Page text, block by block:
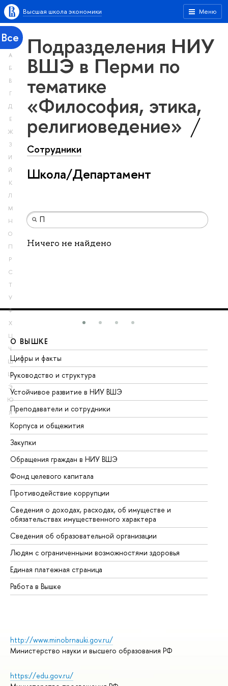
Меню
Высшая школа экономики
Все
А
Б
В
Г
Д
Е
Ж
З
И
Й
К
Л
М
Н
О
П
Р
С
Т
У
Ф
Х
Ц
Ч
Ш
Щ
Э
Ю
Я
Подразделения НИУ
ВШЭ в Перми по
тематике
«Философия, этика,
религиоведение»
Сотрудники
Школа/Департамент
Ничего не найдено
О ВЫШКЕ
Цифры и факты
Руководство и структура
Устойчивое развитие в НИУ ВШЭ
Преподаватели и сотрудники
Корпуса и общежития
Закупки
Обращения граждан в НИУ ВШЭ
Фонд целевого капитала
Противодействие коррупции
Сведения о доходах, расходах, об имуществе и
обязательствах имущественного характера
Сведения об образовательной организации
Людям с ограниченными возможностями здоровья
Единая платежная страница
Работа в Вышке
http://www.minobrnauki.gov.ru/
Министерство науки и высшего образования РФ
https://edu.gov.ru/